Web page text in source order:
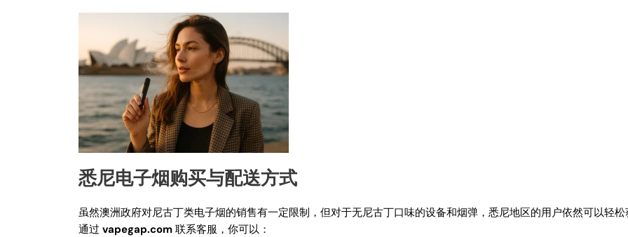
悉尼电子烟购买与配送方式
虽然澳洲政府对尼古丁类电子烟的销售有一定限制，但对于无尼古丁口味的设备和烟弹，悉尼地区的用户依然可以轻
通过 vapegap.com 联系客服，你可以：